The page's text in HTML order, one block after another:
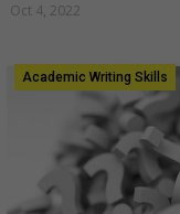
Oct 4, 2022
Academic Writing Skills